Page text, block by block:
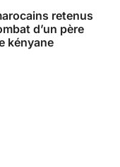
retenus
d’un père
kényane